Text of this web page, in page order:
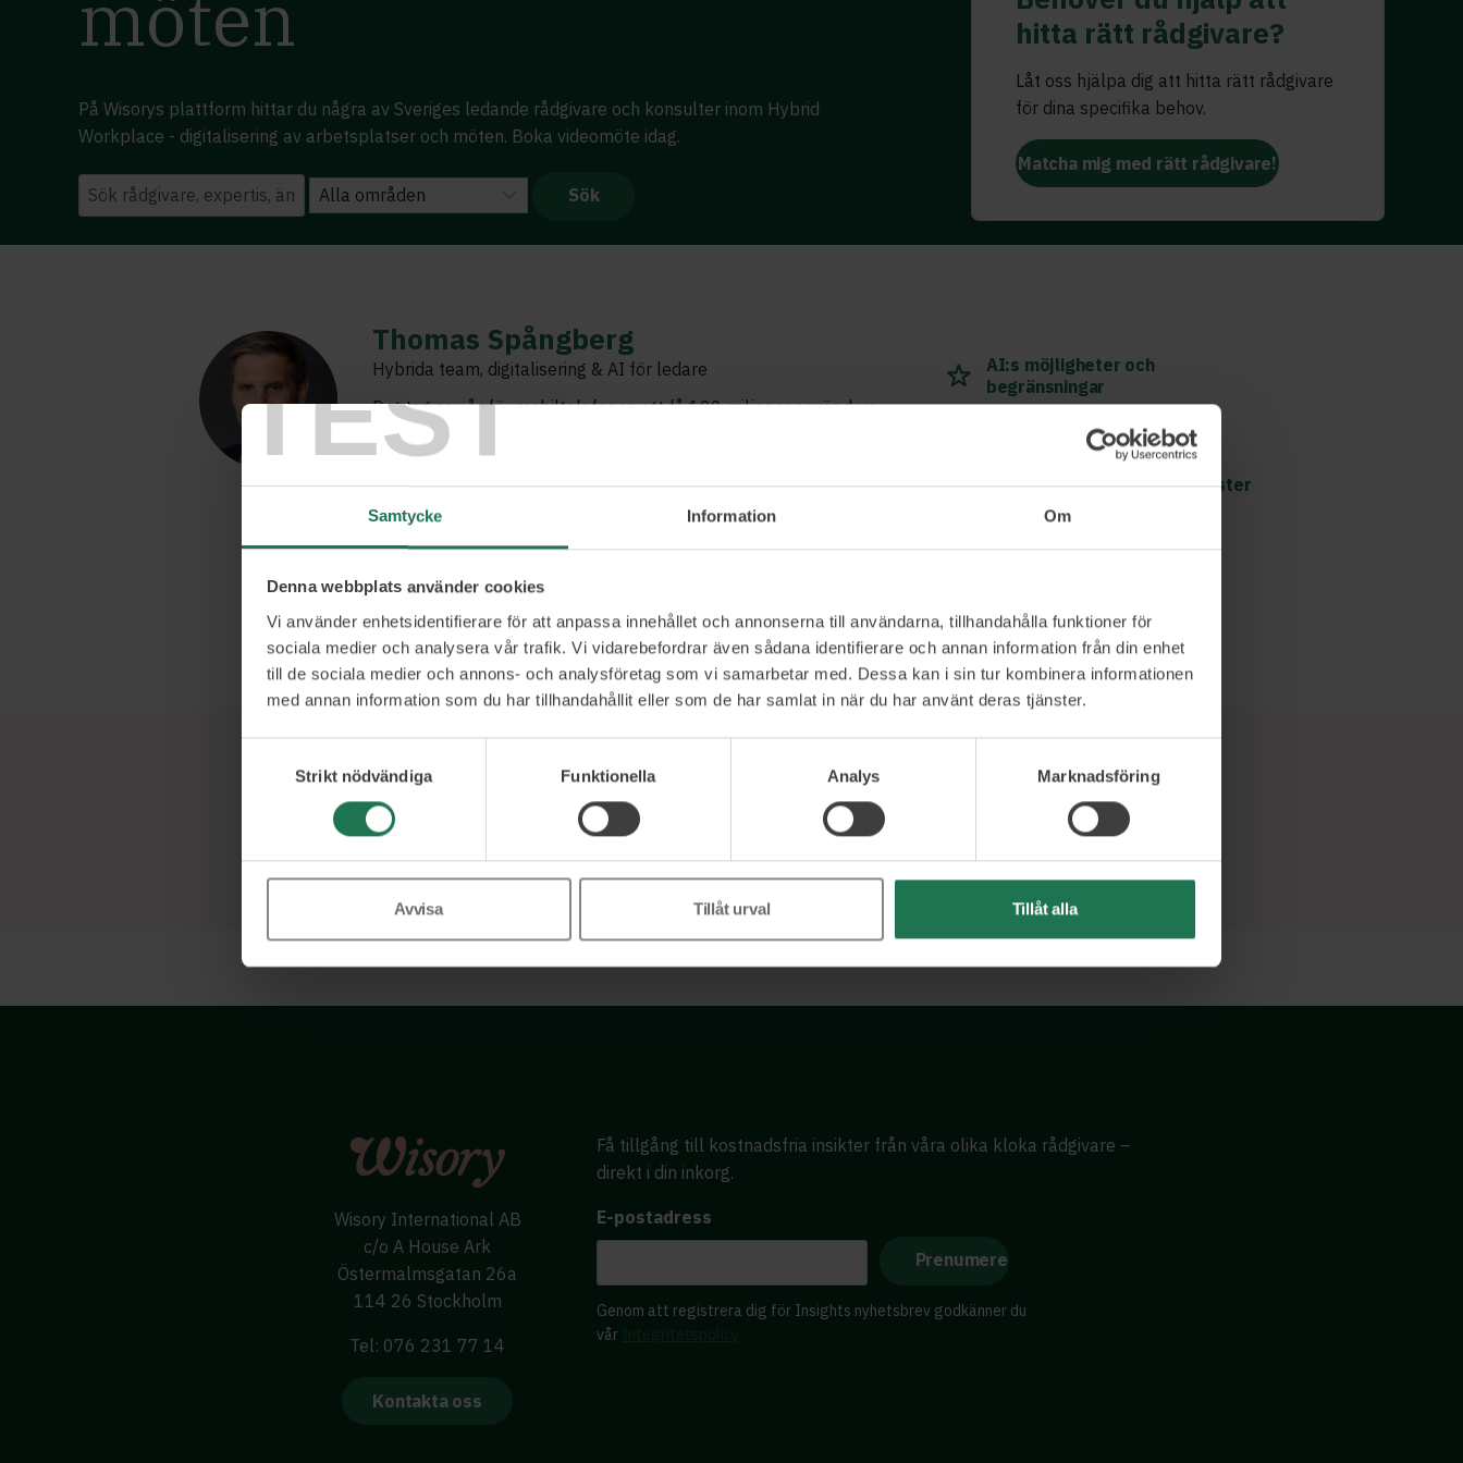
TEST
Samtycke Information Om
Denna webbplats använder cookies
Vi använder enhetsidentifierare för att anpassa innehållet och annonserna till användarna, tillhandahålla funktioner för
sociala medier och analysera vår trafik. Vi vidarebefordrar även sådana identifierare och annan information från din enhet
till de sociala medier och annons- och analysföretag som vi samarbetar med. Dessa kan i sin tur kombinera informationen
med annan information som du har tillhandahållit eller som de har samlat in när du har använt deras tjänster.
Strikt nödvändiga
Funktionella Analys Marknadsföring
Avvisa Tillåt urval Tillåt alla
På Wisorys plattform hittar du några av Sveriges ledande rådgivare och konsulter inom Hybrid
Workplace - digitalisering av arbetsplatser och möten. Boka videomöte idag.
hitta rätt rådgivare?
Låt oss hjälpa dig att hitta rätt rådgivare
för dina specifika behov.
Matcha mig med rätt rådgivare!
Thomas Spångberg
Hybrida team, digitalisering & AI för ledare
Det tog sex år för mobiltelefonen att få 100 miljoner användare
världen över. Internet hade lika många användare efter sju år.
Facebook – strax under fem år. ChatGPT tog tre månader. AI
kommer förändra allt – och du måste förstå varför. Thomas
hjälper dig att koppla ihop hur AI kan förändra affärer,
organisationer och skapa värde. Med sin internationella
till strategiska beslut har han stor erfarenhet av att bygga
framgångsrika hybrida team i en balanserad arbetsmiljö – samt
hur man skalar upp affärer internationellt.
AI:s möjligheter och
begränsningar
organisationer & framtidens
digitala arbetsplatser
Skala upp nya affärer & tjänster
internationellt
Ett urval av våra kunder
Wisory International AB
c/o A House Ark
Östermalmsgatan 26a
114 26 Stockholm
Tel: 076 231 77 14
Kontakta oss
Få tillgång till kostnadsfria insikter från våra olika kloka rådgivare –
direkt i din inkorg.
E-postadress
Genom att registrera dig för Insights nyhetsbrev godkänner du
vår